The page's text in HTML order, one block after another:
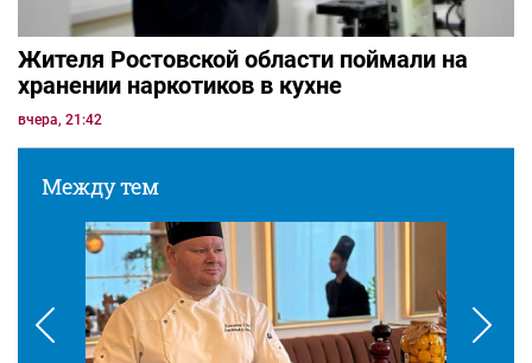
Жителя Ростовской области поймали на
хранении наркотиков в кухне
вчера, 21:42
Между тем